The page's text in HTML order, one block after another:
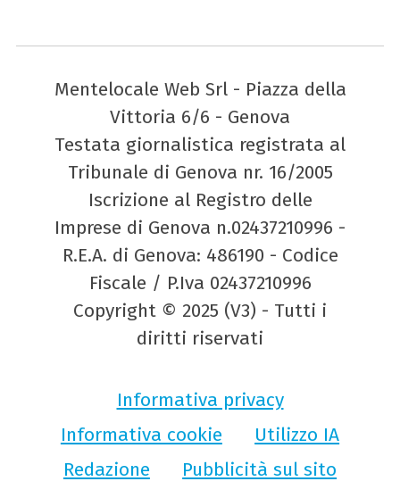
Mentelocale Web Srl - Piazza della
Vittoria 6/6 - Genova
Testata giornalistica registrata al
Tribunale di Genova nr. 16/2005
Iscrizione al Registro delle
Imprese di Genova n.02437210996 -
R.E.A. di Genova: 486190 - Codice
Fiscale / P.Iva 02437210996
Copyright © 2025 (V3) - Tutti i
diritti riservati
Informativa privacy
Informativa cookie
Utilizzo IA
Redazione
Pubblicità sul sito